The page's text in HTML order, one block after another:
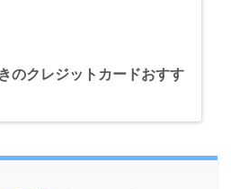
のクレジットカードおすす